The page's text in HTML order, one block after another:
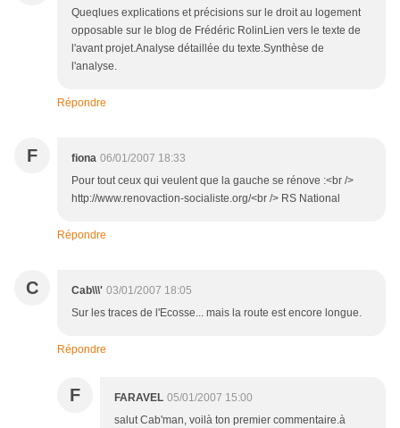
Queqlues explications et précisions sur le droit au logement
opposable sur le blog de Frédéric RolinLien vers le texte de
l'avant projet.Analyse détaillée du texte.Synthèse de
l'analyse.
Répondre
F fiona 06/01/2007 18:33
Pour tout ceux qui veulent que la gauche se rénove :<br />
http://www.renovaction-socialiste.org/<br /> RS National
Répondre
C Cab\\\' 03/01/2007 18:05
Sur les traces de l'Ecosse... mais la route est encore longue.
Répondre
F FARAVEL 05/01/2007 15:00
salut Cab'man, voilà ton premier commentaire.à